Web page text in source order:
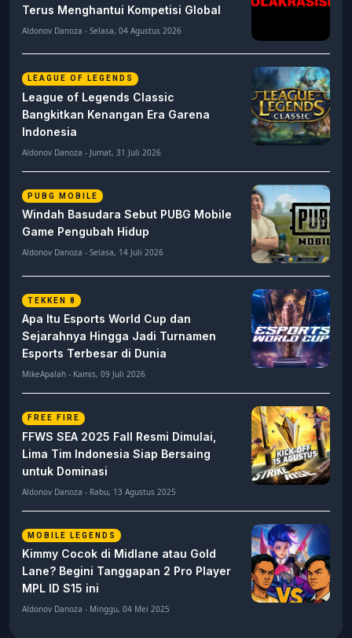
Terus Menghantui Kompetisi Global
Aldonov Danoza - Selasa, 04 Agustus 2026
LEAGUE OF LEGENDS
League of Legends Classic
Bangkitkan Kenangan Era Garena
Indonesia
Aldonov Danoza - Jumat, 31 Juli 2026
PUBG MOBILE
Windah Basudara Sebut PUBG Mobile
Game Pengubah Hidup
Aldonov Danoza - Selasa, 14 Juli 2026
TEKKEN 8
Apa Itu Esports World Cup dan
Sejarahnya Hingga Jadi Turnamen
Esports Terbesar di Dunia
MikeApalah - Kamis, 09 Juli 2026
FREE FIRE
FFWS SEA 2025 Fall Resmi Dimulai,
Lima Tim Indonesia Siap Bersaing
untuk Dominasi
Aldonov Danoza - Rabu, 13 Agustus 2025
MOBILE LEGENDS
Kimmy Cocok di Midlane atau Gold
Lane? Begini Tanggapan 2 Pro Player
MPL ID S15 ini
Aldonov Danoza - Minggu, 04 Mei 2025